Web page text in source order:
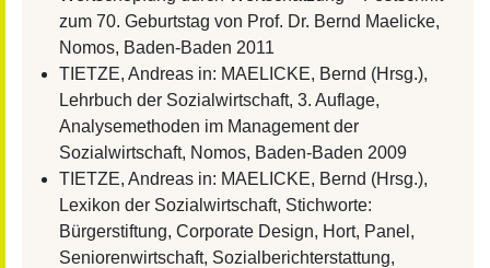
zum 70. Geburtstag von Prof. Dr. Bernd Maelicke,
Nomos, Baden-Baden 2011
TIETZE, Andreas in: MAELICKE, Bernd (Hrsg.),
Lehrbuch der Sozialwirtschaft, 3. Auflage,
Analysemethoden im Management der
Sozialwirtschaft, Nomos, Baden-Baden 2009
TIETZE, Andreas in: MAELICKE, Bernd (Hrsg.),
Lexikon der Sozialwirtschaft, Stichworte:
Bürgerstiftung, Corporate Design, Hort, Panel,
Seniorenwirtschaft, Sozialberichterstattung,